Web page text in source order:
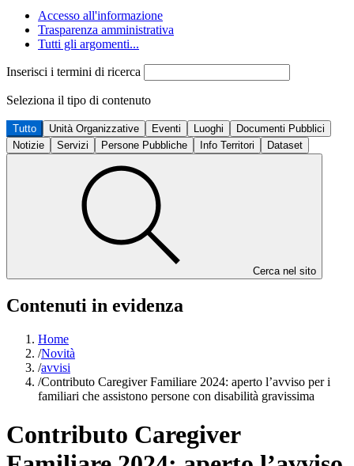
Accesso all'informazione
Trasparenza amministrativa
Tutti gli argomenti...
Inserisci i termini di ricerca
Seleziona il tipo di contenuto
Tutto Unità Organizzative Eventi Luoghi
Documenti Pubblici
Notizie
Servizi Persone Pubbliche Info Territori Dataset
Cerca nel sito
Contenuti in evidenza
Home
/Novità
/avvisi
/Contributo Caregiver Familiare 2024: aperto l’avviso per i
familiari che assistono persone con disabilità gravissima
Contributo Caregiver